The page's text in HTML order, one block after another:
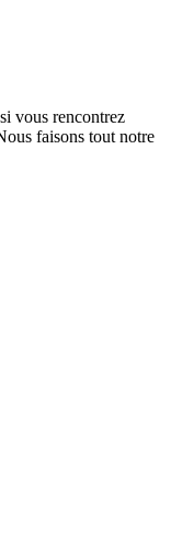
vous rencontrez
faisons tout notre